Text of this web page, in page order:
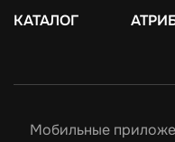
КАТАЛОГ
Мобильные